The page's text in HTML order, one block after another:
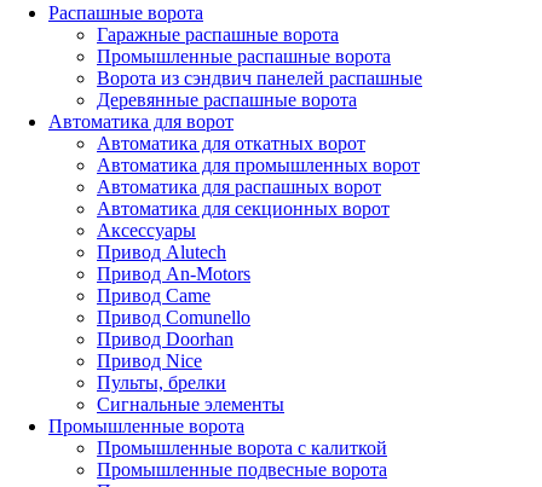
Распашные ворота
Гаражные распашные ворота
Промышленные распашные ворота
Ворота из сэндвич панелей распашные
Деревянные распашные ворота
Автоматика для ворот
Автоматика для откатных ворот
Автоматика для промышленных ворот
Автоматика для распашных ворот
Автоматика для секционных ворот
Аксессуары
Привод Alutech
Привод An-Motors
Привод Came
Привод Comunello
Привод Doorhan
Привод Nice
Пульты, брелки
Сигнальные элементы
Промышленные ворота
Промышленные ворота с калиткой
Промышленные подвесные ворота